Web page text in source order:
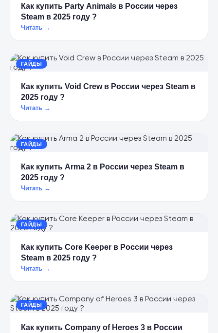
Как купить Party Animals в России через
Steam в 2025 году ?
Читать →
ГАЙДЫ
Как купить Void Crew в России через Steam в
2025 году ?
Читать →
ГАЙДЫ
Как купить Arma 2 в России через Steam в
2025 году ?
Читать →
ГАЙДЫ
Как купить Core Keeper в России через
Steam в 2025 году ?
Читать →
ГАЙДЫ
Как купить Company of Heroes 3 в России